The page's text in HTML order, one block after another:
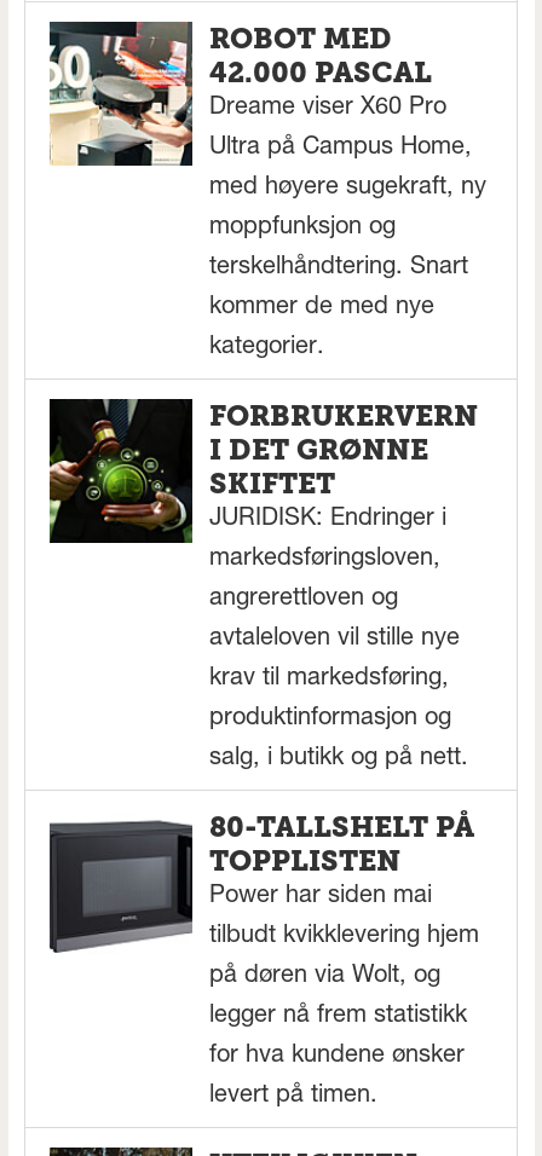
ROBOT MED
42.000 PASCAL
Dreame viser X60 Pro
Ultra på Campus Home,
med høyere sugekraft, ny
moppfunksjon og
terskelhåndtering. Snart
kommer de med nye
kategorier.
FORBRUKERVERN
I DET GRØNNE
SKIFTET
JURIDISK: Endringer i
markedsføringsloven,
angrerettloven og
avtaleloven vil stille nye
krav til markedsføring,
produktinformasjon og
salg, i butikk og på nett.
80-TALLSHELT PÅ
TOPPLISTEN
Power har siden mai
tilbudt kvikklevering hjem
på døren via Wolt, og
legger nå frem statistikk
for hva kundene ønsker
levert på timen.